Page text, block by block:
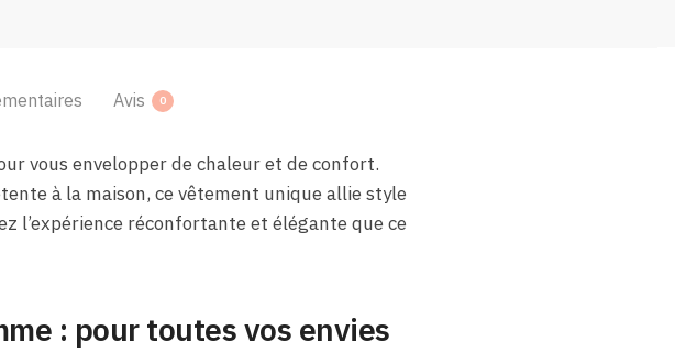
Avis 0
vous envelopper de chaleur et de confort.
à la maison, ce vêtement unique allie style
l’expérience réconfortante et élégante que ce
: pour toutes vos envies